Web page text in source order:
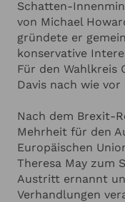
Schatten-
von Michael
gründete er
konservative
Für den Wahlkreis
Davis nach wie
Nach dem Brexit-
Mehrheit für den
Europäischen
Theresa May zum
Austritt ernannt
Verhandlungen